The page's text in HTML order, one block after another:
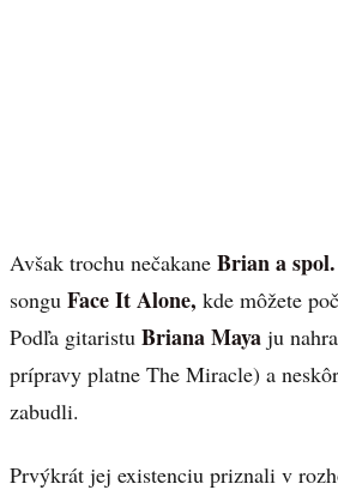
Avšak trochu nečakane Brian a spol.
songu Face It Alone, kde môžete
Podľa gitaristu Briana Maya ju
prípravy platne The Miracle) a
zabudli.
Prvýkrát jej existenciu priznali v